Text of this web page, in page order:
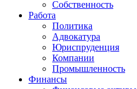
Собственность
Работа
Политика
Адвокатура
Юриспруденция
Компании
Промышленность
Финансы